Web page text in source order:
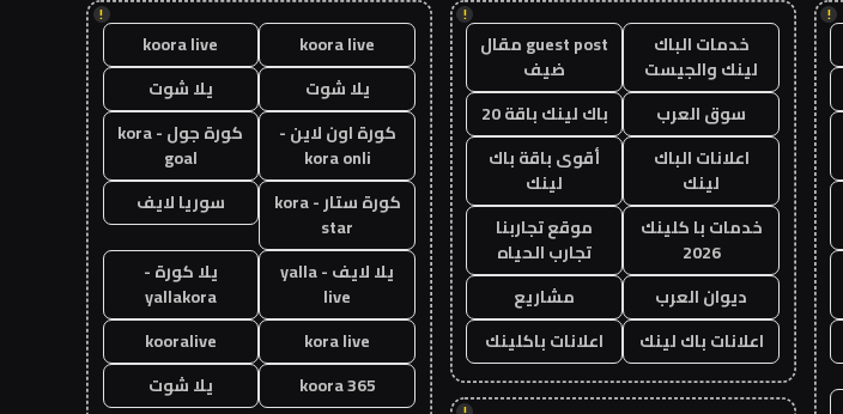
!
!
خدمات الباك
لينك والجيست
guest post مقال
ضيف
سوق العرب
باك لينك باقة 20
اعلانات الباك
لينك
أقوى باقة باك
لينك
خدمات با كلينك
2026
موقع تجاربنا
تجارب الحياه
ديوان العرب
مشاريع
اعلانات باك لينك
اعلانات باكلينك
!
koora live
koora live
يلا شوت
يلا شوت
كورة اون لاين -
kora onli
كورة جول - kora
goal
كورة ستار - kora
star
سوريا لايف
يلا لايف - yalla
live
يلا كورة -
yallakora
kora live
kooralive
koora 365
يلا شوت